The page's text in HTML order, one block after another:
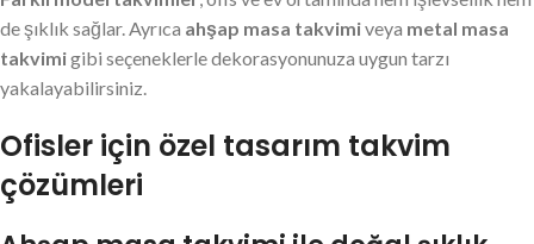
de şıklık sağlar. Ayrıca ahşap masa takvimiveya metal masa
takvimigibi seçeneklerle dekorasyonunuza uygun tarzı
yakalayabilirsiniz.
Ofisler için özel tasarım takvim
çözümleri